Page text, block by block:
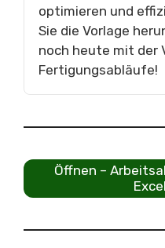
optimieren und
Sie die Vorlage
noch heute mit der
Fertigungsabläufe!
Öffnen –